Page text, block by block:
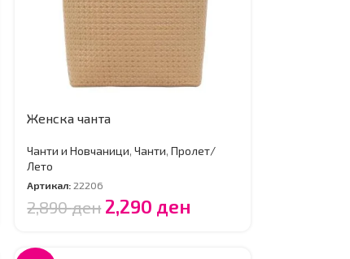
Женска чанта
Чанти и Новчаници, Чанти, Пролет/
Лето
Артикал:22206
2,890ден 2,290 ден